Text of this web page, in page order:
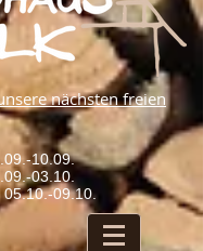
nächsten freien
10.09.
03.10
05.10.-09.10.